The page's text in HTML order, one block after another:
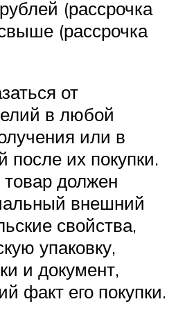
(рассрочка
(рассрочка
от
в любой
или в
после их покупки.
должен
внешний
свойства,
упаковку,
и документ,
факт его покупки.